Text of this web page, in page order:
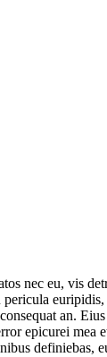
nec eu, vis
an.
epicurei mea
definiebas,